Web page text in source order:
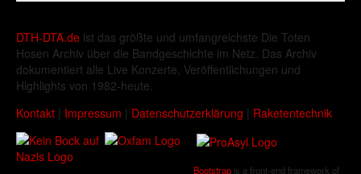
DTH-DTA.de ist das größte und umfangreichste Die Toten
Hosen Archiv über die Bandgeschichte im Netz. Das Archiv
dokumentiert alle Live Konzerte, Veröffentlichungen und
Highlights von 1982-heute.
Kontakt | Impressum | Datenschutzerklärung | Raketentechnik
Bootstrap is a front-end framework of